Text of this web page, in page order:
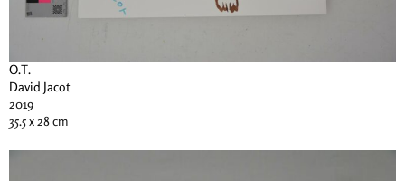
O.T.
David Jacot
2019
35.5 x 28 cm